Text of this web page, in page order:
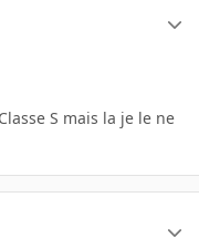
S mais la je le ne